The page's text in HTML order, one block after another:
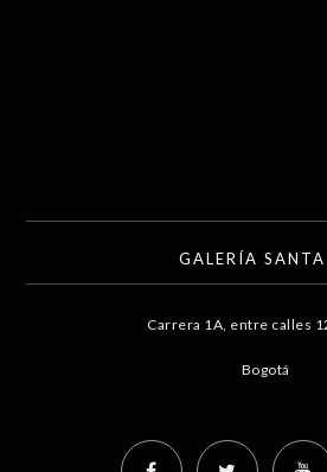
GALERÍA SANTA
Carrera 1A, entre calles
Bogotá